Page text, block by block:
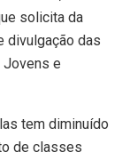
solicita da
divulgação das
e
tem diminuído
de classes